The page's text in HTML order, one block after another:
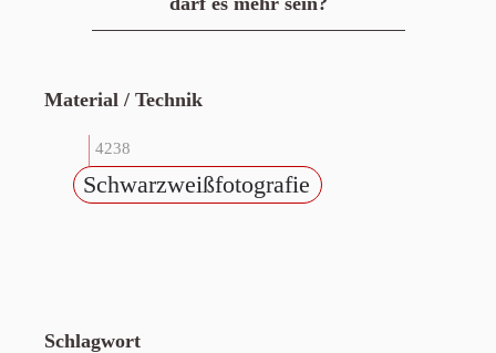
Material / Technik
4238
Schwarzweißfotografie
Schlagwort